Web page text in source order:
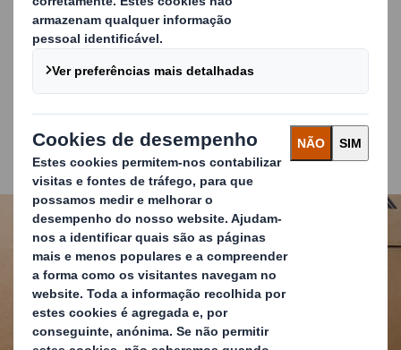
A maioria das empresas utiliza métodos tradicionais,
como as etiquetas adesivas ou a impressão a jato de
tinta para a etiquetagem de embalagens. Estes
processos, embora cumpram a sua função, são
ineficientes, dispendiosos e pouco sustentáveis. Neste
contexto, a DS Smith desenvolveu Easy Trace Laser
Printing, uma técnica inovadora de impressão e
codificação que torna o processo de etiquetagem mais
ágil, custo-eficiente e sustentável.
Carousel. Use previous and next buttons to move